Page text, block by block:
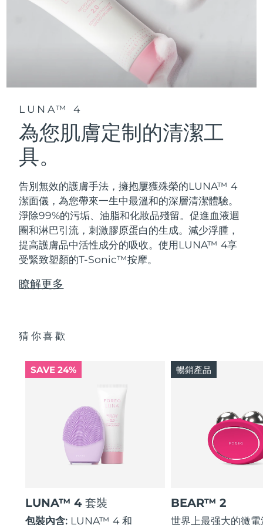
LUNA™ 4
為您肌膚定制的清潔工
具。
告別無效的護膚手法，擁抱屢獲殊榮的LUNA™ 4
潔面儀，為您帶來一生中最溫和的深層清潔體驗。
淨除99%的污垢、油脂和化妝品殘留。促進血液迴
圈和淋巴引流，刺激膠原蛋白的生成。減少浮腫，
提高護膚品中活性成分的吸收。使用LUNA™ 4享
受緊致塑顏的T-Sonic™按摩。
瞭解更多
猜你喜歡
SAVE 24%
LUNA™ 4 套裝
包裝內含: LUNA™ 4 和
BEAR™ 2
世界上最强大的微
暢銷產品